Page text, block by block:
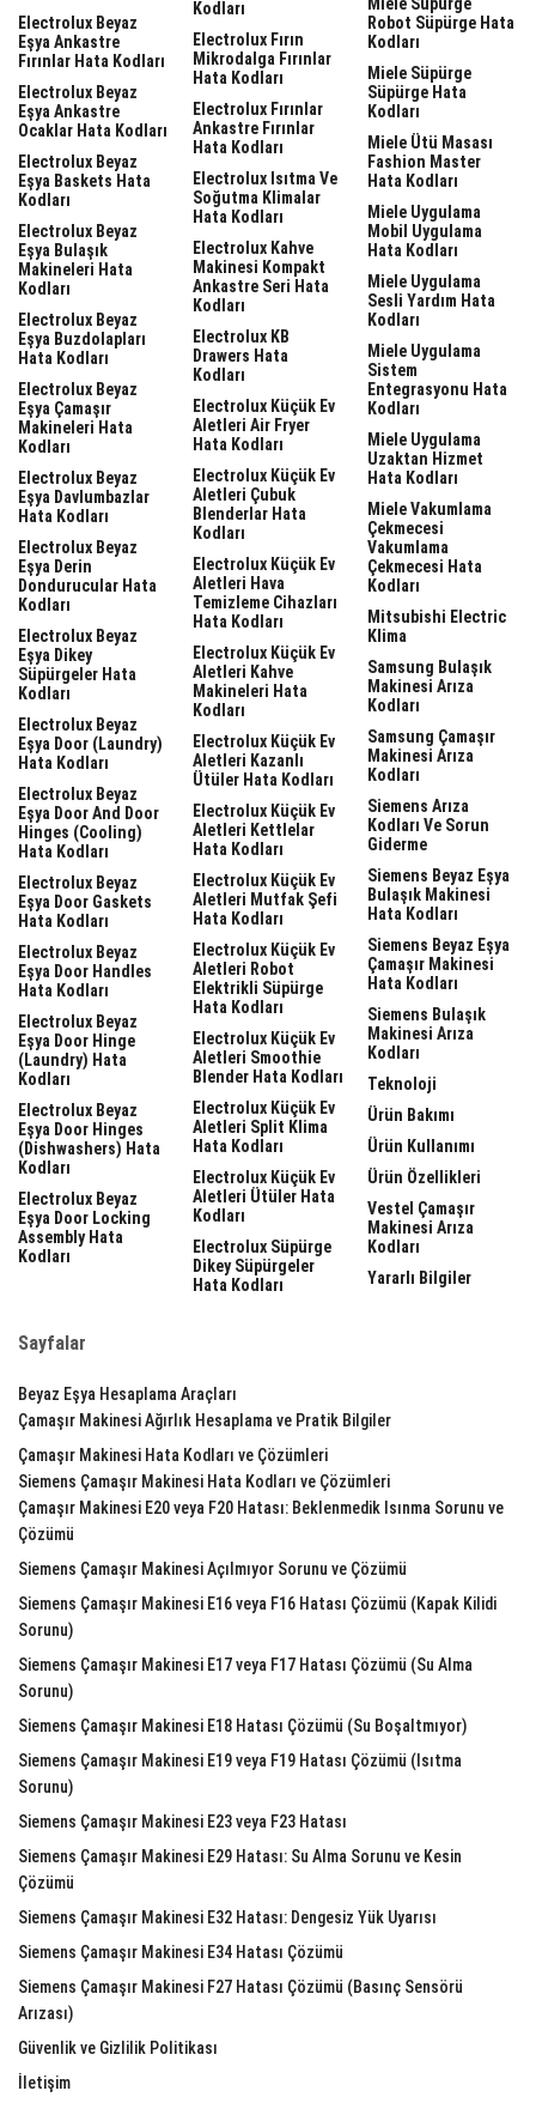
Electrolux Beyaz
Eşya Ankastre
Fırınlar Hata Kodları
Electrolux Beyaz
Eşya Ankastre
Ocaklar Hata Kodları
Electrolux Beyaz
Eşya Baskets Hata
Kodları
Electrolux Beyaz
Eşya Bulaşık
Makineleri Hata
Kodları
Electrolux Beyaz
Eşya Buzdolapları
Hata Kodları
Electrolux Beyaz
Eşya Çamaşır
Makineleri Hata
Kodları
Electrolux Beyaz
Eşya Davlumbazlar
Hata Kodları
Electrolux Beyaz
Eşya Derin
Dondurucular Hata
Kodları
Electrolux Beyaz
Eşya Dikey
Süpürgeler Hata
Kodları
Electrolux Beyaz
Eşya Door (laundry)
Hata Kodları
Electrolux Beyaz
Eşya Door And Door
Hinges (cooling)
Hata Kodları
Electrolux Beyaz
Eşya Door Gaskets
Hata Kodları
Electrolux Beyaz
Eşya Door Handles
Hata Kodları
Electrolux Beyaz
Eşya Door Hinge
(laundry) Hata
Kodları
Electrolux Beyaz
Eşya Door Hinges
(dishwashers) Hata
Kodları
Electrolux Beyaz
Eşya Door Locking
Assembly Hata
Kodları
Kodları
Electrolux Fırın
Mikrodalga Fırınlar
Hata Kodları
Electrolux Fırınlar
Ankastre Fırınlar
Hata Kodları
Electrolux Isıtma Ve
Soğutma Klimalar
Hata Kodları
Electrolux Kahve
Makinesi Kompakt
Ankastre Seri Hata
Kodları
Electrolux KB
Drawers Hata
Kodları
Electrolux Küçük Ev
Aletleri Air Fryer
Hata Kodları
Electrolux Küçük Ev
Aletleri Çubuk
Blenderlar Hata
Kodları
Electrolux Küçük Ev
Aletleri Hava
Temizleme Cihazları
Hata Kodları
Electrolux Küçük Ev
Aletleri Kahve
Makineleri Hata
Kodları
Electrolux Küçük Ev
Aletleri Kazanlı
Ütüler Hata Kodları
Electrolux Küçük Ev
Aletleri Kettlelar
Hata Kodları
Electrolux Küçük Ev
Aletleri Mutfak Şefi
Hata Kodları
Electrolux Küçük Ev
Aletleri Robot
Elektrikli Süpürge
Hata Kodları
Electrolux Küçük Ev
Aletleri Smoothie
Blender Hata Kodları
Electrolux Küçük Ev
Aletleri Split Klima
Hata Kodları
Electrolux Küçük Ev
Aletleri Ütüler Hata
Kodları
Electrolux Süpürge
Dikey Süpürgeler
Hata Kodları
Robot Süpürge Hata
Kodları
Miele Süpürge
Süpürge Hata
Kodları
Miele Ütü Masası
Fashion Master
Hata Kodları
Miele Uygulama
Mobil Uygulama
Hata Kodları
Miele Uygulama
Sesli Yardım Hata
Kodları
Miele Uygulama
Sistem
Entegrasyonu Hata
Kodları
Miele Uygulama
Uzaktan Hizmet
Hata Kodları
Miele Vakumlama
Çekmecesi
Vakumlama
Çekmecesi Hata
Kodları
Mitsubishi Electric
Klima
Samsung Bulaşık
Makinesi Arıza
Kodları
Samsung Çamaşır
Makinesi Arıza
Kodları
Siemens Arıza
Kodları Ve Sorun
Giderme
Siemens Beyaz Eşya
Bulaşık Makinesi
Hata Kodları
Siemens Beyaz Eşya
Çamaşır Makinesi
Hata Kodları
Siemens Bulaşık
Makinesi Arıza
Kodları
Teknoloji
Ürün Bakımı
Ürün Kullanımı
Ürün Özellikleri
Vestel Çamaşır
Makinesi Arıza
Kodları
Yararlı Bilgiler
Sayfalar
Beyaz Eşya Hesaplama Araçları
Çamaşır Makinesi Ağırlık Hesaplama ve Pratik Bilgiler
Çamaşır Makinesi Hata Kodları ve Çözümleri
Siemens Çamaşır Makinesi Hata Kodları ve Çözümleri
Çamaşır Makinesi E20 veya F20 Hatası: Beklenmedik Isınma Sorunu ve
Çözümü
Siemens Çamaşır Makinesi Açılmıyor Sorunu ve Çözümü
Siemens Çamaşır Makinesi E16 veya F16 Hatası Çözümü (Kapak Kilidi
Sorunu)
Siemens Çamaşır Makinesi E17 veya F17 Hatası Çözümü (Su Alma
Sorunu)
Siemens Çamaşır Makinesi E18 Hatası Çözümü (Su Boşaltmıyor)
Siemens Çamaşır Makinesi E19 veya F19 Hatası Çözümü (Isıtma
Sorunu)
Siemens Çamaşır Makinesi E23 veya F23 Hatası
Siemens Çamaşır Makinesi E29 Hatası: Su Alma Sorunu ve Kesin
Çözümü
Siemens Çamaşır Makinesi E32 Hatası: Dengesiz Yük Uyarısı
Siemens Çamaşır Makinesi E34 Hatası Çözümü
Siemens Çamaşır Makinesi F27 Hatası Çözümü (Basınç Sensörü
Arızası)
Güvenlik ve Gizlilik Politikası
İletişim